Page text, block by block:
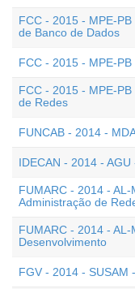
FCC - 2015 - MPE-
de Banco de Dados
FCC - 2015 - MPE-
FCC - 2015 - MPE-
de Redes
FUNCAB - 2014 -
IDECAN - 2014 -
FUMARC - 2014 -
Administração de
FUMARC - 2014 -
Desenvolvimento
FGV - 2014 - SUSAM